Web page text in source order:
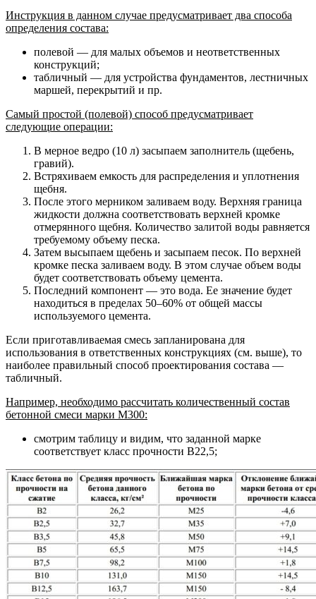
Инструкция в данном случае предусматривает два способа
определения состава:
полевой — для малых объемов и неответственных
конструкций;
табличный — для устройства фундаментов, лестничных
маршей, перекрытий и пр.
Самый простой (полевой) способ предусматривает
следующие операции:
В мерное ведро (10 л) засыпаем заполнитель (щебень,
гравий).
Встряхиваем емкость для распределения и уплотнения
щебня.
После этого мерником заливаем воду. Верхняя граница
жидкости должна соответствовать верхней кромке
отмерянного щебня. Количество залитой воды равняется
требуемому объему песка.
Затем высыпаем щебень и засыпаем песок. По верхней
кромке песка заливаем воду. В этом случае объем воды
будет соответствовать объему цемента.
Последний компонент — это вода. Ее значение будет
находиться в пределах 50–60% от общей массы
используемого цемента.
Если приготавливаемая смесь запланирована для
использования в ответственных конструкциях (см. выше), то
наиболее правильный способ проектирования состава —
табличный.
Например, необходимо рассчитать количественный состав
бетонной смеси марки М300:
смотрим таблицу и видим, что заданной марке
соответствует класс прочности В22,5;